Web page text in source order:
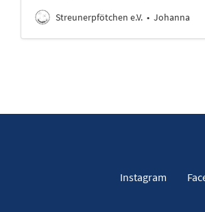
Streunerpfötchen e.V.
Johanna
Instagram